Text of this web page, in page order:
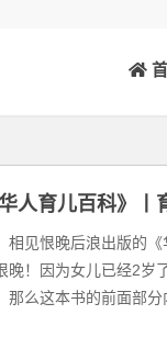
华人育儿百科》
相见恨晚后浪出版的
晚！因为女儿已经2岁
那么这本书的前面部分